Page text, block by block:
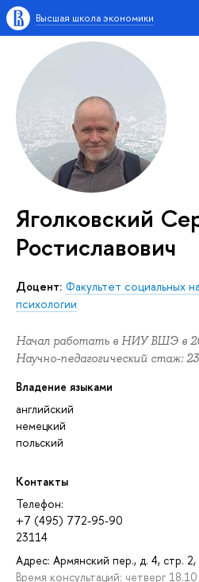
Высшая школа экономики
Яголковский
Ростиславович
Доцент: Факультет социальных
психологии
Начал работать в НИУ ВШЭ в
Научно-педагогический стаж:
Владение языками
английский
немецкий
польский
Контакты
Телефон:
+7 (495) 772-95-90
23114
Адрес: Армянский пер., д. 4, стр. 2,
Время консультаций: четверг